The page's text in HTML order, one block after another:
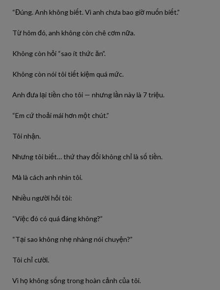
“Đúng. Anh không biết. Vì anh chưa bao giờ muốn biết.”
Từ hôm đó, anh không còn chê cơm nữa.
Không còn hỏi “sao ít thức ăn”.
Không còn nói tôi tiết kiệm quá mức.
Anh đưa lại tiền cho tôi — nhưng lần này là 7 triệu.
“Em cứ thoải mái hơn một chút.”
Tôi nhận.
Nhưng tôi biết… thứ thay đổi không chỉ là số tiền.
Mà là cách anh nhìn tôi.
Nhiều người hỏi tôi:
“Việc đó có quá đáng không?”
“Tại sao không nhẹ nhàng nói chuyện?”
Tôi chỉ cười.
Vì họ không sống trong hoàn cảnh của tôi.